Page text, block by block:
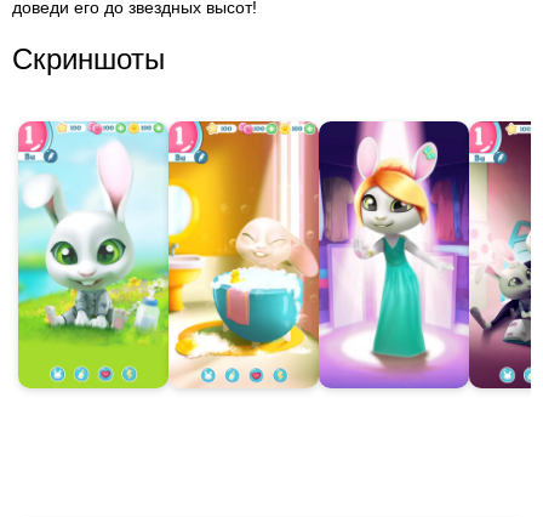
доведи его до звездных высот!
Скриншоты